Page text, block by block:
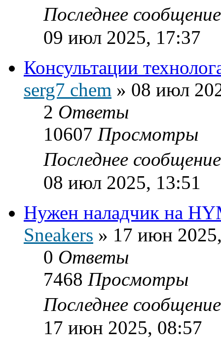
Последнее
09 июл 2025, 17:37
Консультации
serg7 chem » 08 июл
2 Ответы
10607 Просмотры
Последнее
08 июл 2025, 13:51
Нужен наладчик на
Sneakers » 17 июн
0 Ответы
7468 Просмотры
Последнее
17 июн 2025, 08:57